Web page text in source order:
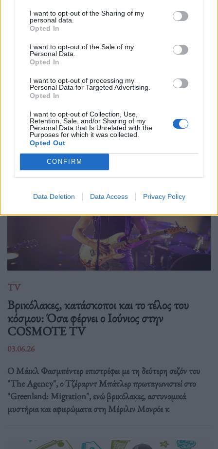
I want to opt-out of the Sharing of my
personal data.
Opted In
I want to opt-out of the Sale of my
Personal Data.
Opted In
I want to opt-out of processing my
Personal Data for Targeted Advertising.
Opted In
I want to opt-out of Collection, Use,
Retention, Sale, and/or Sharing of my
Personal Data that Is Unrelated with the
Purposes for which it was collected.
Opted Out
CONFIRM
Data Deletion Data Access Privacy Policy
The Night Manager: Πώς η επιτυχία του
BBC οδήγησε (επιτέλους) σε 2η και 3η σεζόν
10.06.26
σάρωσε υποψηφιότητες για Emmy, ο Τομ Χίντλστον και οι
δημιουργοί εξηγούν γιατί το "The Night Manager" άργησε να
επιστρέψει, πώς γεννήθηκε η 2η σεζόν
TV
Βρικόλακες, κατάσκοποι και το τέλος του
κόσμου: Όσα φέρνει ο Ιούνιος στην
COSMOTE TV
03.06.26
Ο Μάικλ Φασμπέντερ επιστρέφει με τη δεύτερη σεζόν του
"The Agency", ο Τζέραρντ Μπάτλερ πρωταγωνιστεί στο
"Greenland: Migration", ενώ βρικόλακες, αστυνομικά
μυστήρια και αφιερώματα στη Μέριλιν Μονρόε κ